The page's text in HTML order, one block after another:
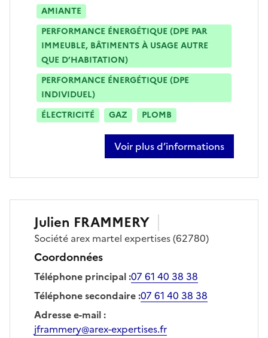
AMIANTE
PERFORMANCE ÉNERGÉTIQUE (DPE PAR
IMMEUBLE, BÂTIMENTS À USAGE AUTRE
QUE D’HABITATION)
PERFORMANCE ÉNERGÉTIQUE (DPE
INDIVIDUEL)
ÉLECTRICITÉ
GAZ PLOMB
Voir plus d’informations
sur thomas coppin
Julien FRAMMERY
Société arex martel expertises(62780)
Coordonnées
Téléphone principal:07 61 40 38 38
Téléphone secondaire:07 61 40 38 38
Adresse e-mail:
jframmery@arex-expertises.fr